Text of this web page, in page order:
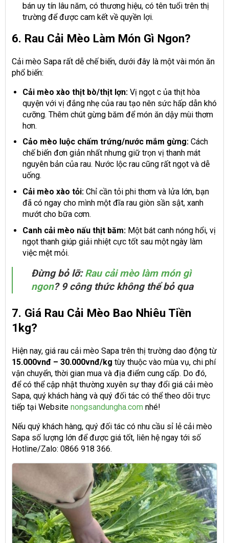
bán uy tín lâu năm, có thương hiệu, có tên tuổi trên thị
trường để được cam kết về quyền lợi.
6. Rau Cải Mèo Làm Món Gì Ngon?
Cải mèo Sapa rất dễ chế biến, dưới đây là một vài món ăn
phổ biến:
Cải mèo xào thịt bò/thịt lợn:Vị ngọt c ủa thịt hòa
quyện với vị đắng nhẹ của rau tạo nên sức hấp dẫn khó
cưỡng. Thêm chút gừng băm để món ăn dậy mùi thơm
hơn.
Cảo mèo luộc chấm trứng/nước mắm gừng:Cách
chế biến đơn giản nhất nhưng giữ trọn vị thanh mát
nguyên bản của rau. Nước lộc rau cũng rất ngọt và dễ
uống.
Cải mèo xào tỏi:Chỉ cần tỏi phi thơm và lửa lớn, bạn
đã có ngay cho mình một đĩa rau giòn sần sật, xanh
mướt cho bữa cơm.
Canh cải mèo nấu thịt băm:Một bát canh nóng hổi, vị
ngọt thanh giúp giải nhiệt cực tốt sau một ngày làm
việc mệt mỏi.
Đừng bỏ lỡ:Rau cải mèo làm món gì
ngon? 9 công thức không thể bỏ qua
7. Giá Rau Cải Mèo Bao Nhiêu Tiền
1kg?
Hiện nay, giá rau cải mèo Sapa trên thị trường dao động từ
15.000vnđ – 30.000vnđ/kg tùy thuộc vào mùa vụ, chi phí
vận chuyển, thời gian mua và địa điểm cung cấp. Do đó,
để có thể cập nhật thường xuyên sự thay đổi giá cải mèo
Sapa, quý khách hàng và quý đối tác có thể theo dõi trực
tiếp tại Website nongsandungha.com nhé!
Nếu quý khách hàng, quý đối tác có nhu cầu sỉ lẻ cải mèo
Sapa số lượng lớn để được giá tốt, liên hệ ngay tới số
Hotline/Zalo: 0866 918 366.